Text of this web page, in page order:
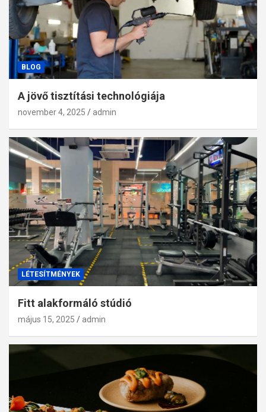
BLOG
A jövő tisztítási technológiája
november 4, 2025 admin
LÉTESÍTMÉNYEK
Fitt alakformáló stúdió
május 15, 2025 admin